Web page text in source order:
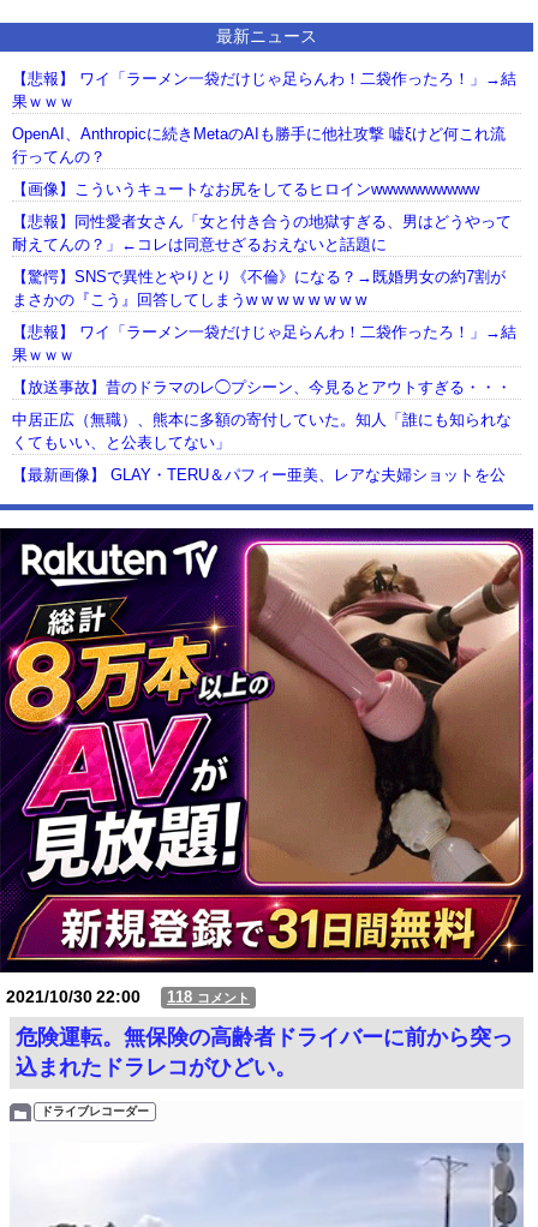
最新ニュース
【悲報】 ワイ「ラーメン一袋だけじゃ足らんわ！二袋作ったろ！」→結
果ｗｗｗ
OpenAI、Anthropicに続きMetaのAIも勝手に他社攻撃 嘘ξけど何これ流
行ってんの？
【画像】こういうキュートなお尻をしてるヒロインwwwwwwwwww
【悲報】同性愛者女さん「女と付き合うの地獄すぎる、男はどうやって
耐えてんの？」←コレは同意せざるおえないと話題に
【驚愕】SNSで異性とやりとり《不倫》になる？→既婚男女の約7割が
まさかの『こう』回答してしまうw w w w w w w w
【悲報】 ワイ「ラーメン一袋だけじゃ足らんわ！二袋作ったろ！」→結
果ｗｗｗ
【放送事故】昔のドラマのレ◯プシーン、今見るとアウトすぎる・・・
中居正広（無職）、熊本に多額の寄付していた。知人「誰にも知られな
くてもいい、と公表してない」
【最新画像】 GLAY・TERU＆パフィー亜美、レアな夫婦ショットを公
【動画】USJの禁止エリアに子どもたちが続々乱入 → スタッフが注意し
ても止まらない事態に
Powered by livedoor 相互RSS
2021/10/3022:00 118 コメント
危険運転。無保険の高齢者ドライバーに前から突っ
込まれたドラレコがひどい。
ドライブレコーダー